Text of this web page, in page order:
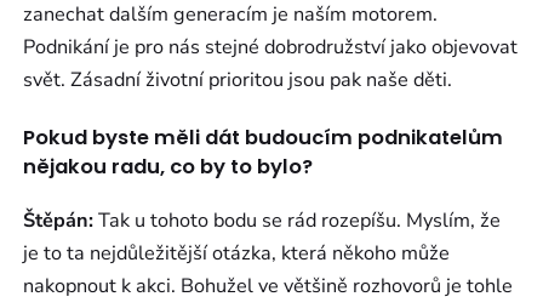
zanechat dalším generacím je naším motorem.
Podnikání je pro nás stejné dobrodružství jako objevovat
svět. Zásadní životní prioritou jsou pak naše děti.
Pokud byste měli dát budoucím podnikatelům
nějakou radu, co by to bylo?
Štěpán:Tak u tohoto bodu se rád rozepíšu. Myslím, že
je to ta nejdůležitější otázka, která někoho může
nakopnout k akci. Bohužel ve většině rozhovorů je tohle